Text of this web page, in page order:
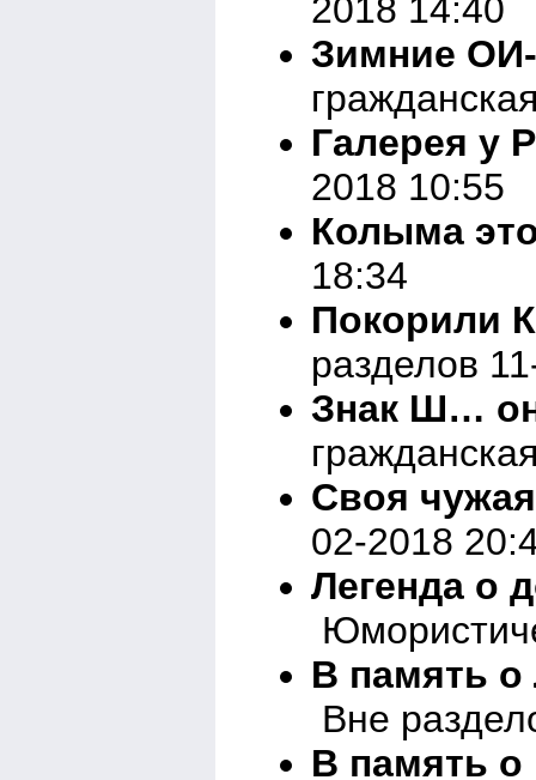
2018 14:40
Зимние
Галерея у
2018 10:55
Колыма
18:34
Покорили
разделов
Знак Ш…
Своя
02-2018
Легенда о
В память о
Вне
В память о